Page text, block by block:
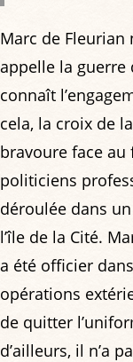
Marc de Fleurian
appelle la guerre
connaît
cela, la croix de
bravoure face au
politiciens
déroulée dans
l’île de la Cité.
a été officier
opérations
de quitter
d’ailleurs, il n’a